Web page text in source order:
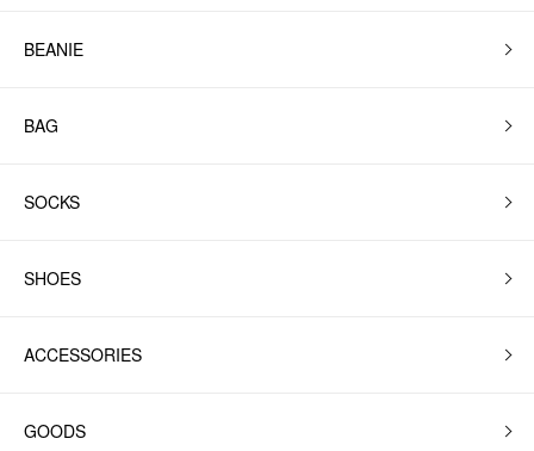
BEANIE
BAG
SOCKS
SHOES
ACCESSORIES
GOODS